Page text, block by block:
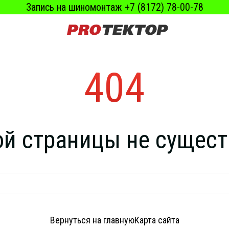
Запись на шиномонтаж +7 (8172) 78-00-78
404
страницы не
Вернуться на главнуюКарта сайта